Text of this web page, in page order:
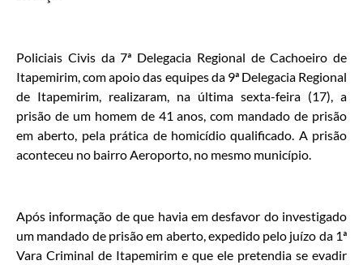
Policiais Civis da 7ª Delegacia Regional de Cachoeiro de
Itapemirim, com apoio das equipes da 9ª Delegacia Regional
de Itapemirim, realizaram, na última sexta-feira (17), a
prisão de um homem de 41 anos, com mandado de prisão
em aberto, pela prática de homicídio qualificado. A prisão
aconteceu no bairro Aeroporto, no mesmo município.
Após informação de que havia em desfavor do investigado
um mandado de prisão em aberto, expedido pelo juízo da 1ª
Vara Criminal de Itapemirim e que ele pretendia se evadir